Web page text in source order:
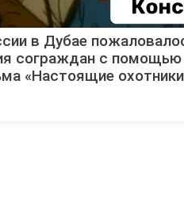
в Дубае
сограждан с помощью
«Настоящие